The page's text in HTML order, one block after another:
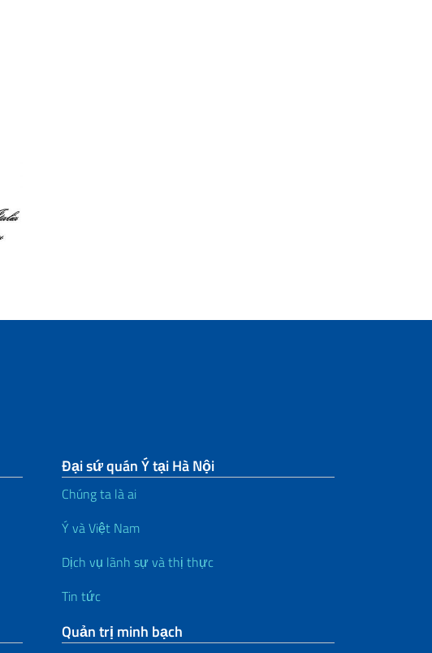
Đại sứ quán Ý tại Hà Nội
Chúng ta là ai
Ý và Việt Nam
Dịch vụ lãnh sự và thị thực
Tin tức
Quản trị minh bạch